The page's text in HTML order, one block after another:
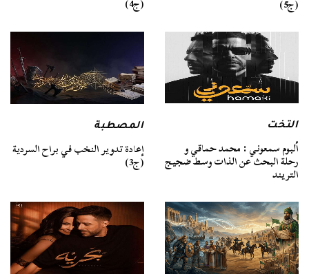
(ج5)
التخت
ألبوم سمعوني : محمد حماقي و
رحلة البحث عن الذات وسط ضجيج
التريند
المصطبة
إعادة تدوير النخب في براح السردية
(ج3)